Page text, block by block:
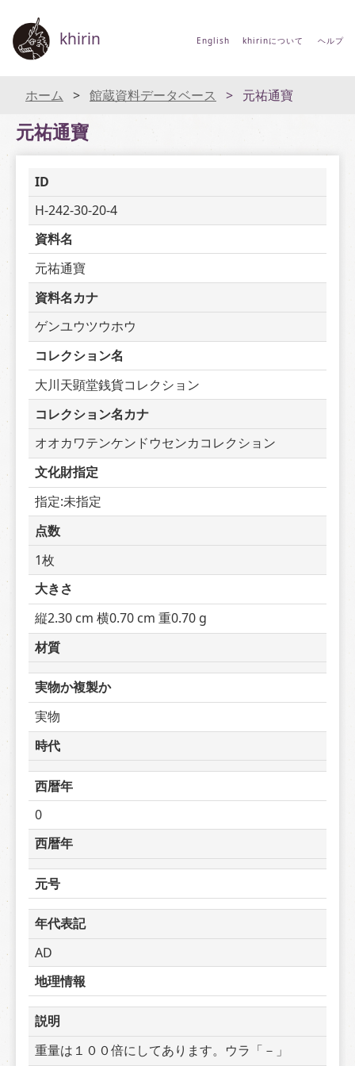
khirin English khirinについて ヘルプ
ホーム 館蔵資料データベース 元祐通寶
元祐通寶
ID
H-242-30-20-4
資料名
元祐通寶
資料名カナ
ゲンユウツウホウ
コレクション名
大川天顕堂銭貨コレクション
コレクション名カナ
オオカワテンケンドウセンカコレクション
文化財指定
指定:未指定
点数
1枚
大きさ
縦2.30 cm 横0.70 cm 重0.70 g
材質
実物か複製か
実物
時代
西暦年
0
西暦年
元号
年代表記
AD
地理情報
説明
重量は１００倍にしてあります。ウラ「－」